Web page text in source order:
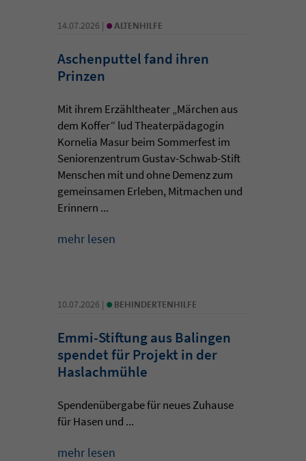
14.07.2026 | • ALTENHILFE
Aschenputtel fand ihren
Prinzen
Mit ihrem Erzähltheater „Märchen aus
dem Koffer“ lud Theaterpädagogin
Kornelia Masur beim Sommerfest im
Seniorenzentrum Gustav-Schwab-Stift
Menschen mit und ohne Demenz zum
gemeinsamen Erleben, Mitmachen und
Erinnern ...
mehr lesen
10.07.2026 | • BEHINDERTENHILFE
Emmi-Stiftung aus Balingen
spendet für Projekt in der
Haslachmühle
Spendenübergabe für neues Zuhause
für Hasen und ...
mehr lesen